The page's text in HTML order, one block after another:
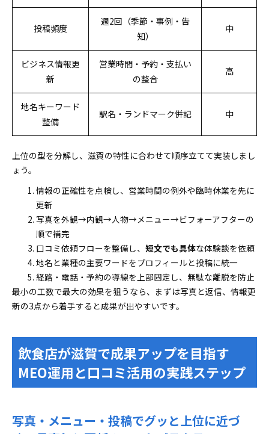
投稿頻度
週2回（季節・事例・告
知）
中
ビジネス情報更
新
営業時間・予約・支払い
の整合
高
地名キーワード
整備
駅名・ランドマーク併記 中
上位の型を分解し、滋賀の特性に合わせて順序立てて実装しまし
ょう。
情報の正確性を点検し、営業時間の例外や臨時休業を先に
更新
写真を外観→内観→人物→メニュー→ビフォーアフターの
順で補完
口コミ依頼フローを整備し、 短文でも具体な体験談を依頼
地名と業種の主要ワードをプロフィールと投稿に統一
経路・電話・予約の導線を上部固定し、無駄な離脱を防止
最小の工数で最大の効果を狙うなら、まずは写真と返信、情報更
新の3点から着手すると成果が出やすいです。
飲食店が滋賀で成果アップを目指す
MEO運用と口コミ活用の実践ステップ
写真・メニュー・投稿でグッと上位に近づ